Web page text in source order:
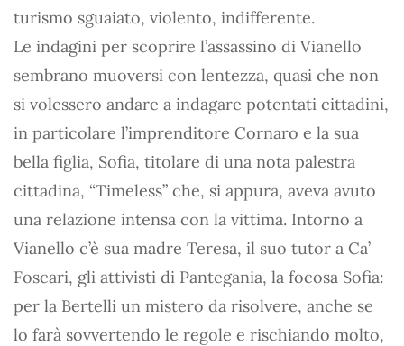
turismo sguaiato, violento, indifferente.
Le indagini per scoprire l’assassino di Vianello
sembrano muoversi con lentezza, quasi che non
si volessero andare a indagare potentati cittadini,
in particolare l’imprenditore Cornaro e la sua
bella figlia, Sofia, titolare di una nota palestra
cittadina, “Timeless” che, si appura, aveva avuto
una relazione intensa con la vittima. Intorno a
Vianello c’è sua madre Teresa, il suo tutor a Ca’
Foscari, gli attivisti di Pantegania, la focosa Sofia:
per la Bertelli un mistero da risolvere, anche se
lo farà sovvertendo le regole e rischiando molto,